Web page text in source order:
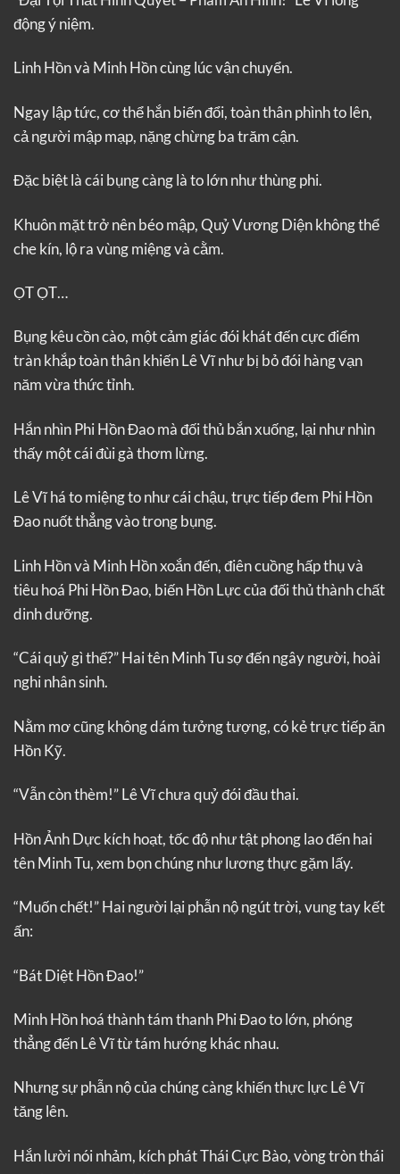
động ý niệm.
Linh Hồn và Minh Hồn cùng lúc vận chuyển.
Ngay lập tức, cơ thể hắn biến đổi, toàn thân phình to lên,
cả người mập mạp, nặng chừng ba trăm cận.
Đặc biệt là cái bụng càng là to lớn như thùng phi.
Khuôn mặt trở nên béo mập, Quỷ Vương Diện không thể
che kín, lộ ra vùng miệng và cằm.
ỌT ỌT…
Bụng kêu cồn cào, một cảm giác đói khát đến cực điểm
tràn khắp toàn thân khiến Lê Vĩ như bị bỏ đói hàng vạn
năm vừa thức tỉnh.
Hắn nhìn Phi Hồn Đao mà đối thủ bắn xuống, lại như nhìn
thấy một cái đùi gà thơm lừng.
Lê Vĩ há to miệng to như cái chậu, trực tiếp đem Phi Hồn
Đao nuốt thẳng vào trong bụng.
Linh Hồn và Minh Hồn xoắn đến, điên cuồng hấp thụ và
tiêu hoá Phi Hồn Đao, biến Hồn Lực của đối thủ thành chất
dinh dưỡng.
“Cái quỷ gì thế?” Hai tên Minh Tu sợ đến ngây người, hoài
nghi nhân sinh.
Nằm mơ cũng không dám tưởng tượng, có kẻ trực tiếp ăn
Hồn Kỹ.
“Vẫn còn thèm!” Lê Vĩ chưa quỷ đói đầu thai.
Hồn Ảnh Dực kích hoạt, tốc độ như tật phong lao đến hai
tên Minh Tu, xem bọn chúng như lương thực gặm lấy.
“Muốn chết!” Hai người lại phẫn nộ ngút trời, vung tay kết
ấn:
“Bát Diệt Hồn Đao!”
Minh Hồn hoá thành tám thanh Phi Đao to lớn, phóng
thẳng đến Lê Vĩ từ tám hướng khác nhau.
Nhưng sự phẫn nộ của chúng càng khiến thực lực Lê Vĩ
tăng lên.
Hắn lười nói nhảm, kích phát Thái Cực Bào, vòng tròn thái